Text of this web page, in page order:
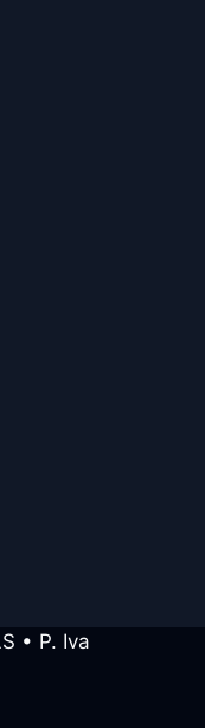
• P. Iva